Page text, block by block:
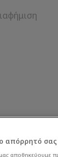
απόρρητό σας
αποθηκεύουμε